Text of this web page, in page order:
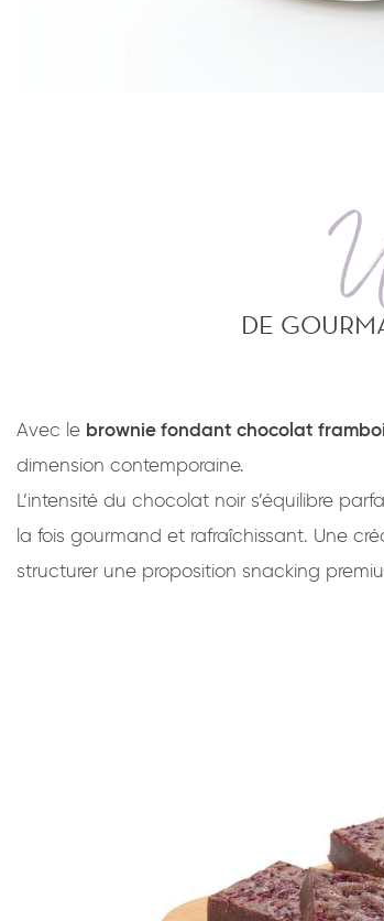
DE
Avec le brownie fondant chocolat
dimension contemporaine.
L’intensité du chocolat noir s’équilibre
la fois gourmand et rafraîchissant. Une
structurer une proposition snacking